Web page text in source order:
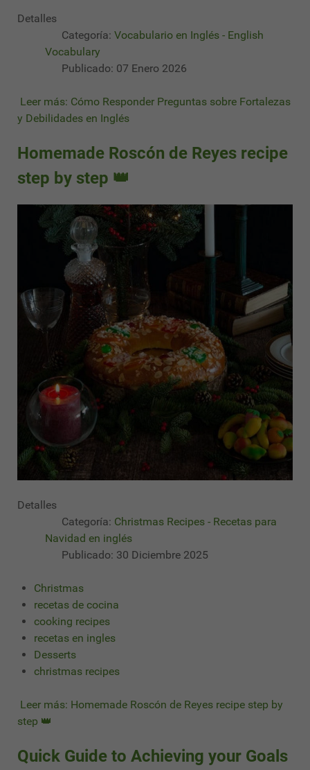
Detalles
Categoría: Vocabulario en Inglés - English
Vocabulary
Publicado: 07 Enero 2026
Leer más: Cómo Responder Preguntas sobre Fortalezas
y Debilidades en Inglés
Homemade Roscón de Reyes recipe
step by step 👑
Detalles
Categoría: Christmas Recipes - Recetas para
Navidad en inglés
Publicado: 30 Diciembre 2025
Christmas
recetas de cocina
cooking recipes
recetas en ingles
Desserts
christmas recipes
Leer más: Homemade Roscón de Reyes recipe step by
step 👑
Quick Guide to Achieving your Goals